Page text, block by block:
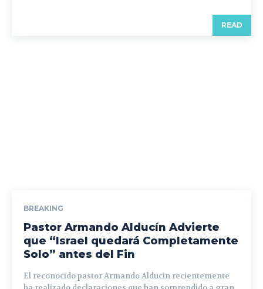
READ
BREAKING
Pastor Armando Alducín Advierte
que “Israel quedará Completamente
Solo” antes del Fin
El reconocido pastor Armando Alducin recientemente